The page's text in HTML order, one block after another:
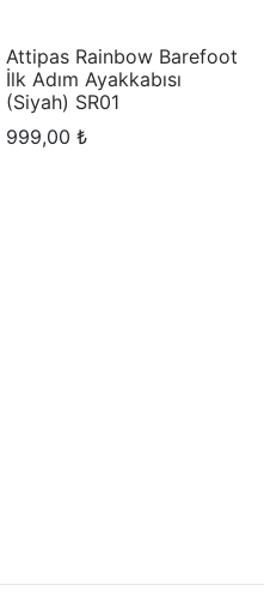
Attipas Rainbow Barefoot
İlk Adım Ayakkabısı
(Siyah) SR01
999,00 ₺